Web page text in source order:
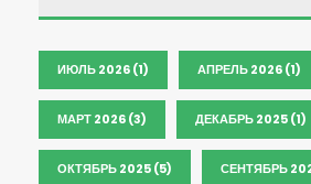
ИЮЛЬ 2026 (1) АПРЕЛЬ 2026 (1)
МАРТ 2026 (3) ДЕКАБРЬ 2025 (1)
ОКТЯБРЬ 2025 (5) СЕНТЯБРЬ